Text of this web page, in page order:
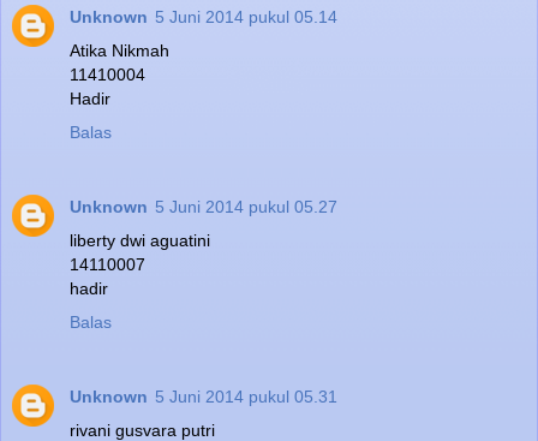
Unknown 5 Juni 2014 pukul 05.14
Atika Nikmah
11410004
Hadir
Balas
Unknown 5 Juni 2014 pukul 05.27
liberty dwi aguatini
14110007
hadir
Balas
Unknown 5 Juni 2014 pukul 05.31
rivani gusvara putri